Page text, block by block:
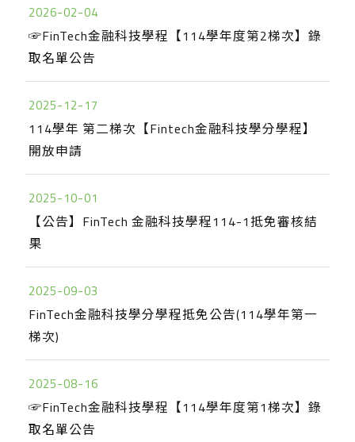
2026-02-04
☞FinTech金融科技學程【114學年度第2梯次】錄
取名單公告
2025-12-17
114學年 第二梯次【Fintech金融科技學分學程】
開放申請
2025-10-01
【公告】FinTech 金融科技學程114-1抵免審核結
果
2025-09-03
FinTech金融科技學分學程抵免公告(114學年第一
梯次)
2025-08-16
☞FinTech金融科技學程【114學年度第1梯次】錄
取名單公告